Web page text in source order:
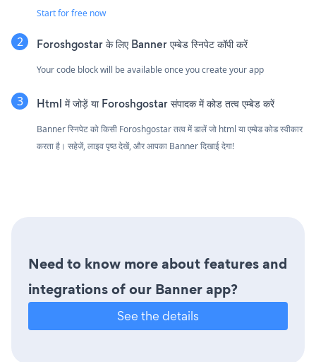
Start for free now
Foroshgostar के लिए Banner एम्बेड स्निपेट कॉपी करें
Your code block will be available once you create your app
Html में जोड़ें या Foroshgostar संपादक में कोड तत्व एम्बेड करें
Banner स्निपेट को किसी Foroshgostar तत्व में डालें जो html या एम्बेड कोड स्वीकार
करता है। सहेजें, लाइव पृष्ठ देखें, और आपका Banner दिखाई देगा!
Need to know more about features and
integrations of our Banner app?
See the details